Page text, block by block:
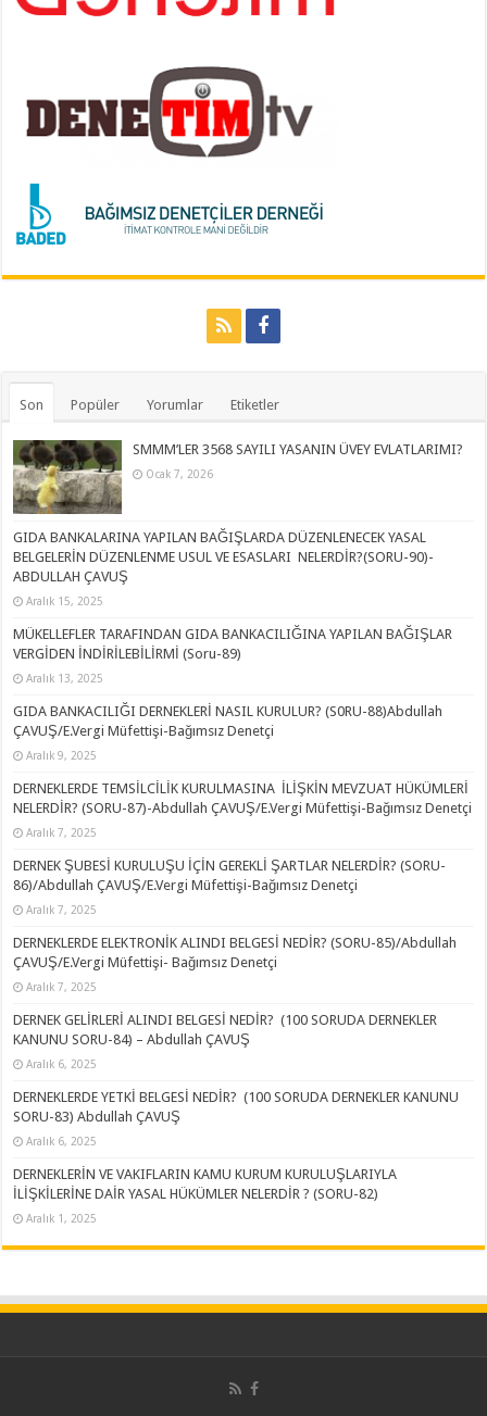
Son Popüler Yorumlar Etiketler
SMMM’LER 3568 SAYILI YASANIN ÜVEY EVLATLARIMI?
Ocak 7, 2026
GIDA BANKALARINA YAPILAN BAĞIŞLARDA DÜZENLENECEK YASAL
BELGELERİN DÜZENLENME USUL VE ESASLARI NELERDİR?(SORU-90)-
ABDULLAH ÇAVUŞ
Aralık 15, 2025
MÜKELLEFLER TARAFINDAN GIDA BANKACILIĞINA YAPILAN BAĞIŞLAR
VERGİDEN İNDİRİLEBİLİRMİ (Soru-89)
Aralık 13, 2025
GIDA BANKACILIĞI DERNEKLERİ NASIL KURULUR? (S0RU-88)Abdullah
ÇAVUŞ/E.Vergi Müfettişi-Bağımsız Denetçi
Aralık 9, 2025
DERNEKLERDE TEMSİLCİLİK KURULMASINA İLİŞKİN MEVZUAT HÜKÜMLERİ
NELERDİR? (SORU-87)-Abdullah ÇAVUŞ/E.Vergi Müfettişi-Bağımsız Denetçi
Aralık 7, 2025
DERNEK ŞUBESİ KURULUŞU İÇİN GEREKLİ ŞARTLAR NELERDİR? (SORU-
86)/Abdullah ÇAVUŞ/E.Vergi Müfettişi-Bağımsız Denetçi
Aralık 7, 2025
DERNEKLERDE ELEKTRONİK ALINDI BELGESİ NEDİR? (SORU-85)/Abdullah
ÇAVUŞ/E.Vergi Müfettişi- Bağımsız Denetçi
Aralık 7, 2025
DERNEK GELİRLERİ ALINDI BELGESİ NEDİR? (100 SORUDA DERNEKLER
KANUNU SORU-84) – Abdullah ÇAVUŞ
Aralık 6, 2025
DERNEKLERDE YETKİ BELGESİ NEDİR? (100 SORUDA DERNEKLER KANUNU
SORU-83) Abdullah ÇAVUŞ
Aralık 6, 2025
DERNEKLERİN VE VAKIFLARIN KAMU KURUM KURULUŞLARIYLA
İLİŞKİLERİNE DAİR YASAL HÜKÜMLER NELERDİR ? (SORU-82)
Aralık 1, 2025